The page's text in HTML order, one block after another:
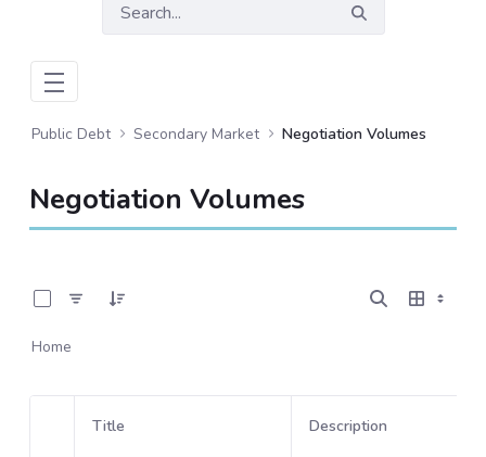
Public Debt Secondary Market Negotiation Volumes
Negotiation Volumes
Home
Item Selection
Title Description